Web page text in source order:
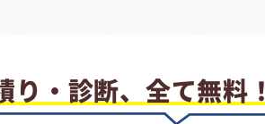
り・診断、全て無料！